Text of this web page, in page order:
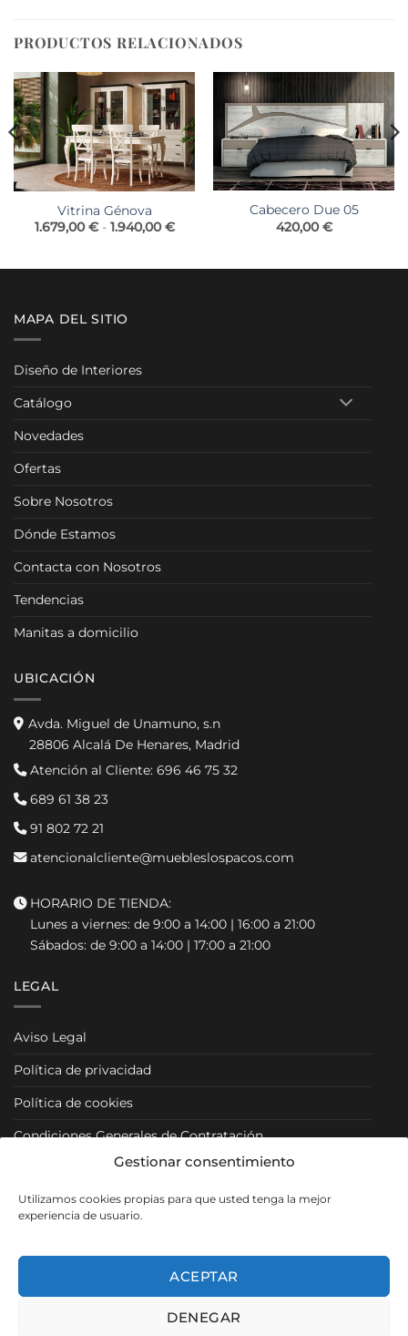
Gestionar consentimiento
Utilizamos cookies propias para que usted tenga la mejor
experiencia de usuario.
ACEPTAR
DENEGAR
PRODUCTOS RELACIONADOS
Vitrina Génova
1.679,00€ - 1.940,00€Rango
1.679,00 €
Cabecero Due 05
420,00€
€
MAPA DEL SITIO
Diseño de Interiores
Catálogo
Novedades
Ofertas
Sobre Nosotros
Dónde Estamos
Contacta con Nosotros
Tendencias
Manitas a domicilio
UBICACIÓN
Avda. Miguel de Unamuno, s.n
28806 Alcalá De Henares, Madrid
Atención al Cliente: 696 46 75 32
689 61 38 23
91 802 72 21
atencionalcliente@muebleslospacos.com
HORARIO DE TIENDA:
Lunes a viernes: de 9:00 a 14:00 | 16:00 a 21:00
Sábados: de 9:00 a 14:00 | 17:00 a 21:00
LEGAL
Aviso Legal
Política de privacidad
Política de cookies
Condiciones Generales de Contratación
Condiciones Particulares
Política de Venta y Cancelación/Devolución